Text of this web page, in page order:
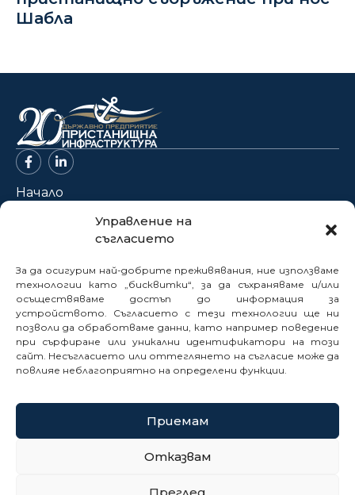
Управление на
съгласието
За да осигурим най-добрите преживявания, ние използваме
технологии като „бисквитки“, за да съхраняваме и/или
осъществяваме достъп до информация за
устройството. Съгласието с тези технологии ще ни
позволи да обработваме данни, като например поведение
при сърфиране или уникални идентификатори на този
сайт. Несъгласието или оттеглянето на съгласие може да
повлияе неблагоприятно на определени функции.
Приемам
Отказвам
Преглед
Шабла
Начало
Новини
Нормативна база
Електронни услуги
Профил на купувача
Кариери
Контакти